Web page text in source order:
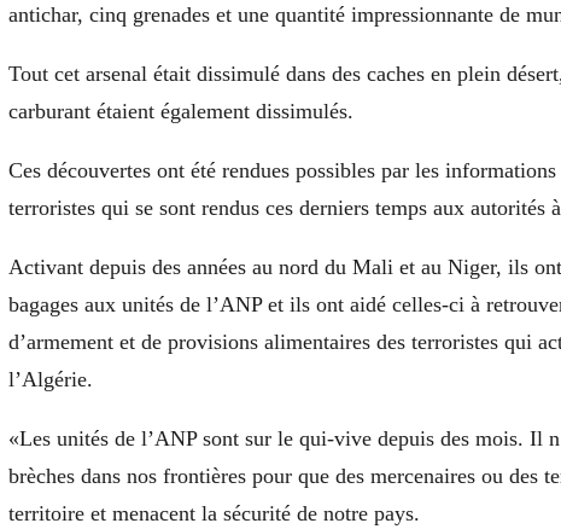
antichar, cinq grenades et une quantité impressionnante de
Tout cet arsenal était dissimulé dans des caches en plein
carburant étaient également dissimulés.
Ces découvertes ont été rendues possibles par les
terroristes qui se sont rendus ces derniers temps aux autorités
Activant depuis des années au nord du Mali et au Niger, ils
bagages aux unités de l’ANP et ils ont aidé celles-ci à
d’armement et de provisions alimentaires des terroristes qui
l’Algérie.
«Les unités de l’ANP sont sur le qui-vive depuis des mois. Il
brèches dans nos frontières pour que des mercenaires ou des
territoire et menacent la sécurité de notre pays.